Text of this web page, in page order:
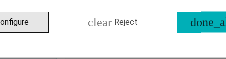
clear Reject